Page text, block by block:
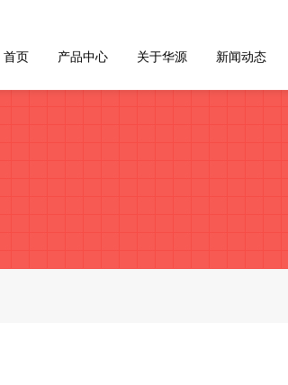
首页 产品中心 关于华源 新闻动态